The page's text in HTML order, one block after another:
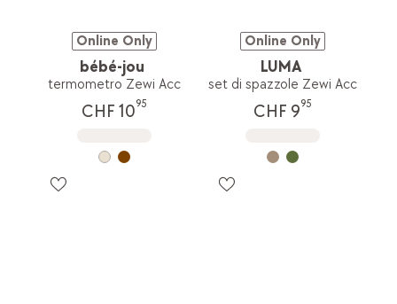
Online Only
bébé-jou
termometro Zewi Acc
CHF 1095
Online Only
LUMA
set di spazzole Zewi Acc
CHF 995